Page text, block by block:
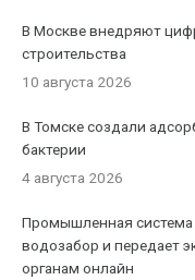
В Москве внедряют
строительства
10 августа 2026
В Томске создали
бактерии
4 августа 2026
Промышленная система
водозабор и передает
органам онлайн